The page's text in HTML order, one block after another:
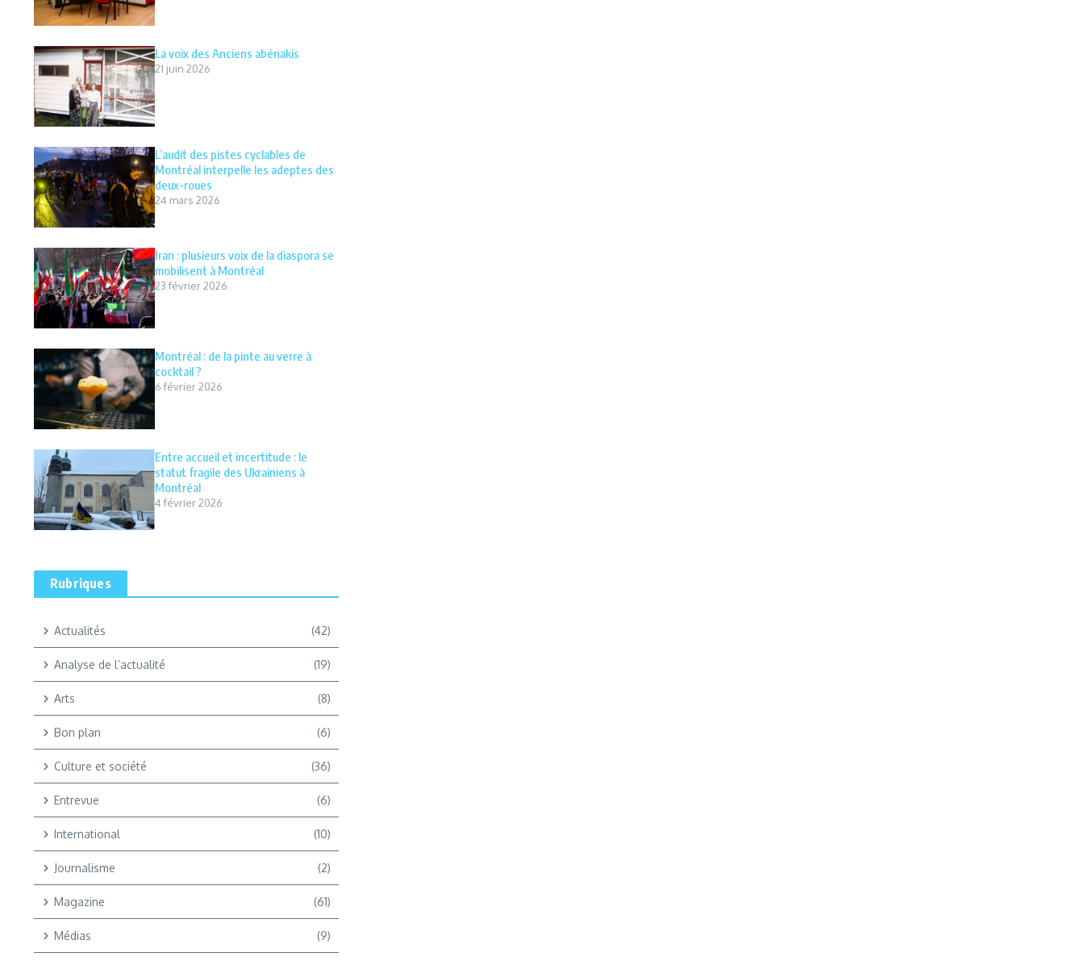
La voix des Anciens abénakis
21 juin 2026
L’audit des pistes cyclables de
Montréal interpelle les adeptes des
deux-roues
24 mars 2026
Iran : plusieurs voix de la diaspora se
mobilisent à Montréal
23 février 2026
Montréal : de la pinte au verre à
cocktail ?
6 février 2026
Entre accueil et incertitude : le
statut fragile des Ukrainiens à
Montréal
4 février 2026
Rubriques
Actualités (42)
Analyse de l’actualité (19)
Arts (8)
Bon plan (6)
Culture et société (36)
Entrevue (6)
International (10)
Journalisme (2)
Magazine (61)
Médias (9)